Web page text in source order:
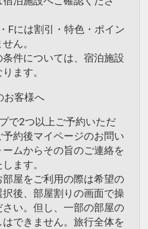
Fには割引・特色・ポイン
ん。
条件については、宿泊施設
ます。
お客様へ
で2つ以上ご予約いただ
予約後マイページのお問い
ムからその旨のご連絡を
ます。
部屋をご利用の際は希望の
後、部屋割りの画面で操
い。但し、一部の部屋の
できません。旅行全体を